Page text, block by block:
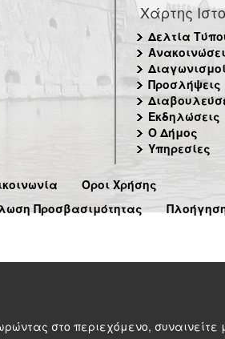
Χάρτης
Δελτία
Προσλήψεις
Εκδηλώσεις
Ο Δήμος
Υπηρεσίες
Όροι Χρήσης
Προσβασιμότητας
στο περιεχόμενο, συναινείτε